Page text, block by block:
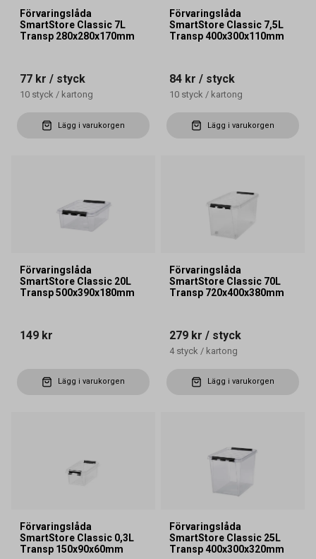
Förvaringslåda
SmartStore Classic 7L
Transp 280x280x170mm
77 kr / styck
10 styck / kartong
Lägg i varukorgen
Förvaringslåda
SmartStore Classic 7,5L
Transp 400x300x110mm
84 kr / styck
10 styck / kartong
Lägg i varukorgen
Förvaringslåda
SmartStore Classic 20L
Transp 500x390x180mm
149 kr
Lägg i varukorgen
Förvaringslåda
SmartStore Classic 70L
Transp 720x400x380mm
279 kr / styck
4 styck / kartong
Lägg i varukorgen
Förvaringslåda
SmartStore Classic 0,3L
Transp 150x90x60mm
Förvaringslåda
SmartStore Classic 25L
Transp 400x300x320mm